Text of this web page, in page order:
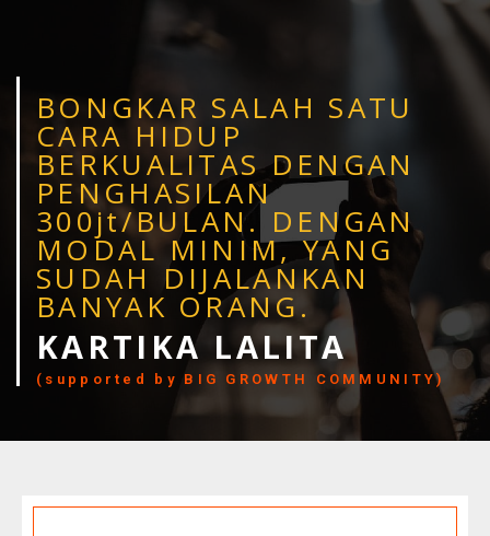
BONGKAR SALAH SATU
CARA HIDUP
BERKUALITAS DENGAN
PENGHASILAN
300jt/BULAN. DENGAN
MODAL MINIM, YANG
SUDAH DIJALANKAN
BANYAK ORANG.
KARTIKA LALITA
(supported by BIG GROWTH COMMUNITY)